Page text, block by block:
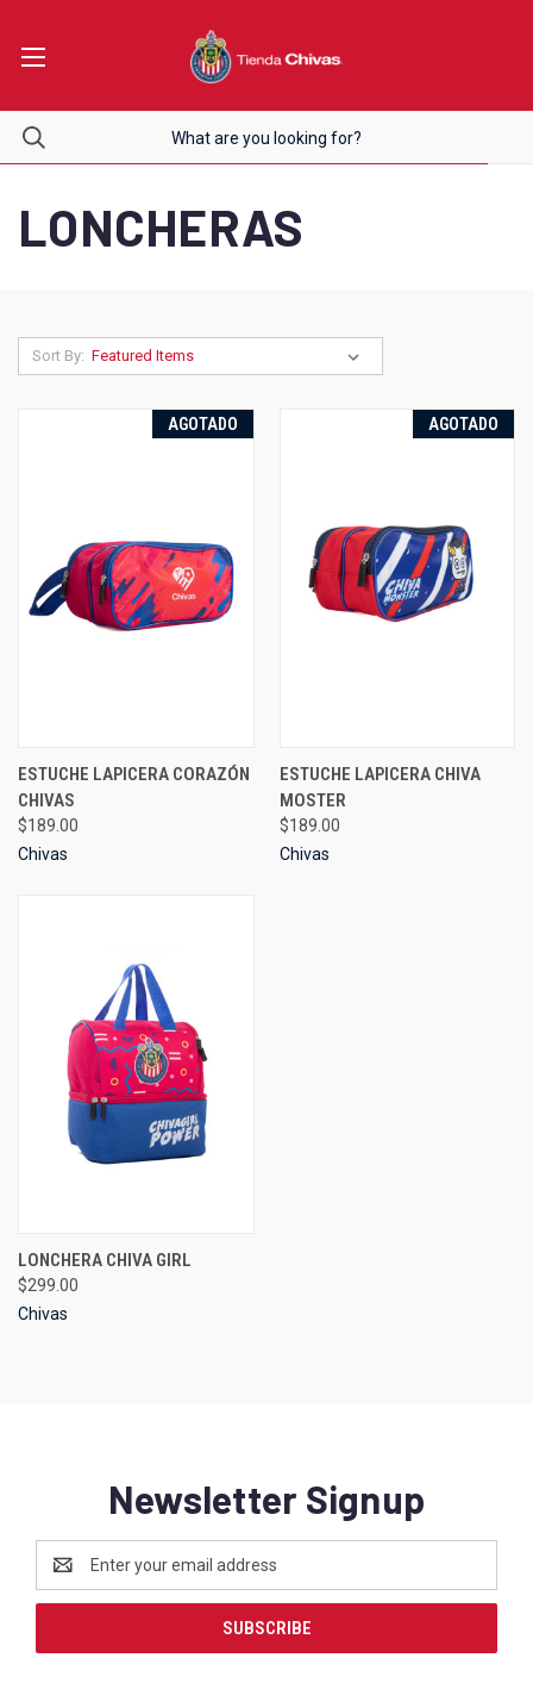
LONCHERAS
Sort By:
AGOTADO
ESTUCHE LAPICERA CORAZÓN
CHIVAS
$189.00
Chivas
AGOTADO
ESTUCHE LAPICERA CHIVA
MOSTER
$189.00
Chivas
LONCHERA CHIVA GIRL
$299.00
Chivas
Newsletter Signup
Address